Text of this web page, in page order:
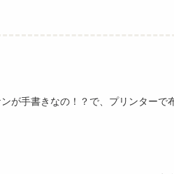
が手書きなの！？で、プリンターで